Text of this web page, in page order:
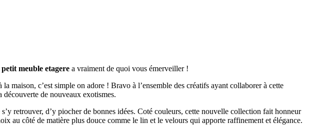
petit meuble etagere a vraiment de quoi vous émerveiller !
la maison, c’est simple on adore ! Bravo à l’ensemble des créatifs ayant collaborer à cette
de nouveaux exotismes.
retrouver, d’y piocher de bonnes idées. Coté couleurs, cette nouvelle collection fait honneur
au côté de matière plus douce comme le lin et le velours qui apporte raffinement et élégance.